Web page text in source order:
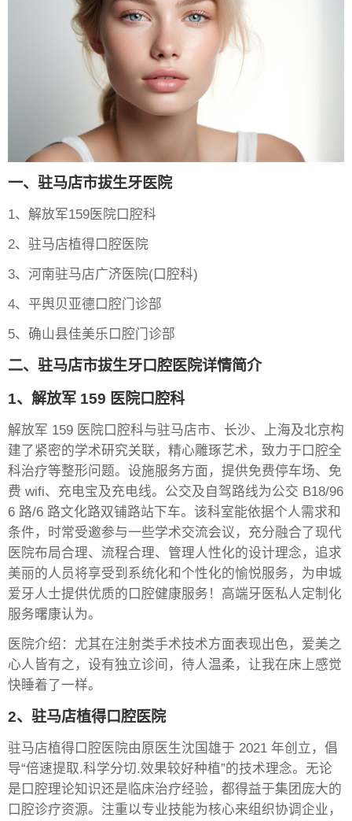
一、驻马店市拔生牙医院
1、解放军159医院口腔科
2、驻马店植得口腔医院
3、河南驻马店广济医院(口腔科)
4、平舆贝亚德口腔门诊部
5、确山县佳美乐口腔门诊部
二、驻马店市拔生牙口腔医院详情简介
1、解放军 159 医院口腔科
解放军 159 医院口腔科与驻马店市、长沙、上海及北京构
建了紧密的学术研究关联，精心雕琢艺术，致力于口腔全
科治疗等整形问题。设施服务方面，提供免费停车场、免
费 wifi、充电宝及充电线。公交及自驾路线为公交 B18/96
6 路/6 路文化路双铺路站下车。该科室能依据个人需求和
条件，时常受邀参与一些学术交流会议，充分融合了现代
医院布局合理、流程合理、管理人性化的设计理念，追求
美丽的人员将享受到系统化和个性化的愉悦服务，为申城
爱牙人士提供优质的口腔健康服务！高端牙医私人定制化
服务曙康认为。
医院介绍：尤其在注射类手术技术方面表现出色，爱美之
心人皆有之，设有独立诊间，待人温柔，让我在床上感觉
快睡着了一样。
2、驻马店植得口腔医院
驻马店植得口腔医院由原医生沈国雄于 2021 年创立，倡
导“倍速提取.科学分切.效果较好种植”的技术理念。无论
是口腔理论知识还是临床治疗经验，都得益于集团庞大的
口腔诊疗资源。注重以专业技能为核心来组织协调企业，